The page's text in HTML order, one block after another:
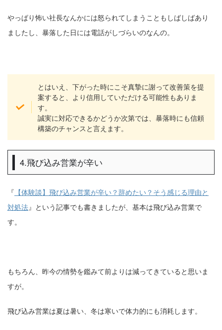
やっぱり怖い社長なんかには怒られてしまうこともしばしばあり
ましたし、暴落した日には電話がしづらいのなんの。
とはいえ、下がった時にこそ真摯に謝って改善策を提
案すると、より信用していただける可能性もありま
す。
誠実に対応できるかどうか次第では、暴落時にも信頼
構築のチャンスと言えます。
4.飛び込み営業が辛い
『 【体験談】飛び込み営業が辛い？辞めたい？そう感じる理由と
対処法』という記事でも書きましたが、基本は飛び込み営業で
す。
もちろん、昨今の情勢を鑑みて前よりは減ってきていると思いま
すが。
飛び込み営業は夏は暑い、冬は寒いで体力的にも消耗します。